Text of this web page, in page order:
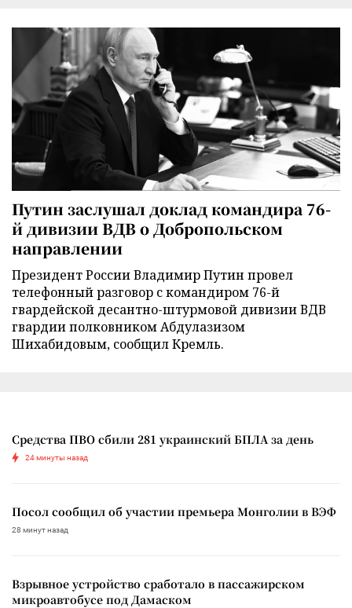
Путин заслушал доклад командира 76-
й дивизии ВДВ о Добропольском
направлении
Президент России Владимир Путин провел
телефонный разговор с командиром 76-й
гвардейской десантно-штурмовой дивизии ВДВ
гвардии полковником Абдулазизом
Шихабидовым, сообщил Кремль.
Средства ПВО сбили 281 украинский БПЛА за день
24 минуты назад
Посол сообщил об участии премьера Монголии в ВЭФ
28 минут назад
Взрывное устройство сработало в пассажирском
микроавтобусе под Дамаском